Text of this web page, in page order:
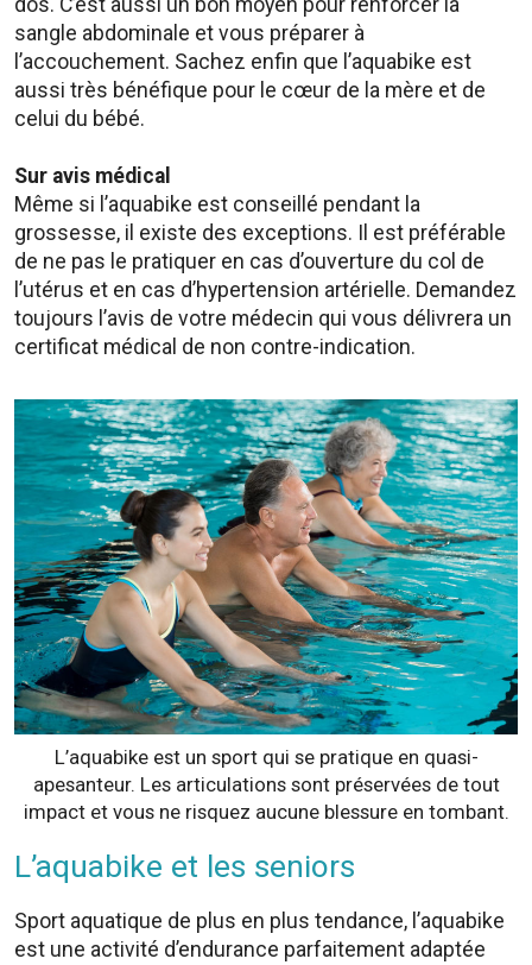
dos. C’est aussi un bon moyen pour renforcer la
sangle abdominale et vous préparer à
l’accouchement. Sachez enfin que l’aquabike est
aussi très bénéfique pour le cœur de la mère et de
celui du bébé.
Sur avis médical
Même si l’aquabike est conseillé pendant la
grossesse, il existe des exceptions. Il est préférable
de ne pas le pratiquer en cas d’ouverture du col de
l’utérus et en cas d’hypertension artérielle. Demandez
toujours l’avis de votre médecin qui vous délivrera un
certificat médical de non contre-indication.
L’aquabike est un sport qui se pratique en quasi-
apesanteur. Les articulations sont préservées de tout
impact et vous ne risquez aucune blessure en tombant.
L’aquabike et les seniors
Sport aquatique de plus en plus tendance, l’aquabike
est une activité d’endurance parfaitement adaptée